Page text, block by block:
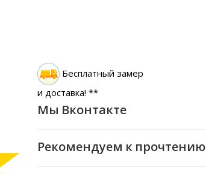
Бесплатный замер
и доставка! **
Мы Вконтакте
Рекомендуем к прочтению